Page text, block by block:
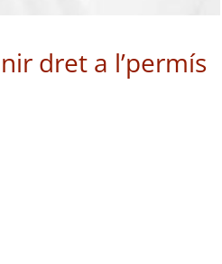
dret a l’permís